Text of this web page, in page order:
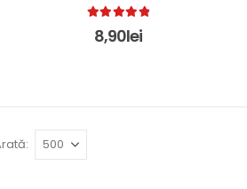
5.00 out of 5
8,90lei